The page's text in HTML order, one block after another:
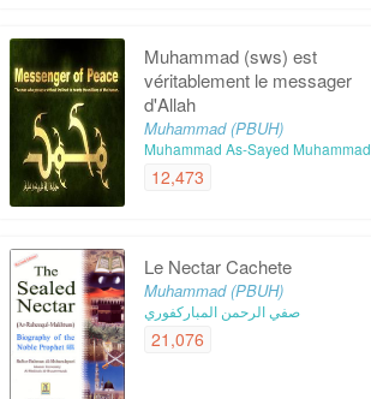
Muhammad (sws) est
véritablement le messager
d'Allah
Muhammad (PBUH)
Muhammad As-Sayed Muhammad
12,473
Le Nectar Cachete
Muhammad (PBUH)
صفي الرحمن المباركفوري
21,076